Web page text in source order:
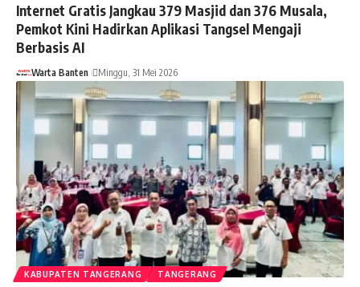
Internet Gratis Jangkau 379 Masjid dan 376 Musala,
Pemkot Kini Hadirkan Aplikasi Tangsel Mengaji
Berbasis AI
Warta Banten Minggu, 31 Mei 2026
KABUPATEN TANGERANG TANGERANG